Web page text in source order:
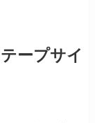
ープサイ